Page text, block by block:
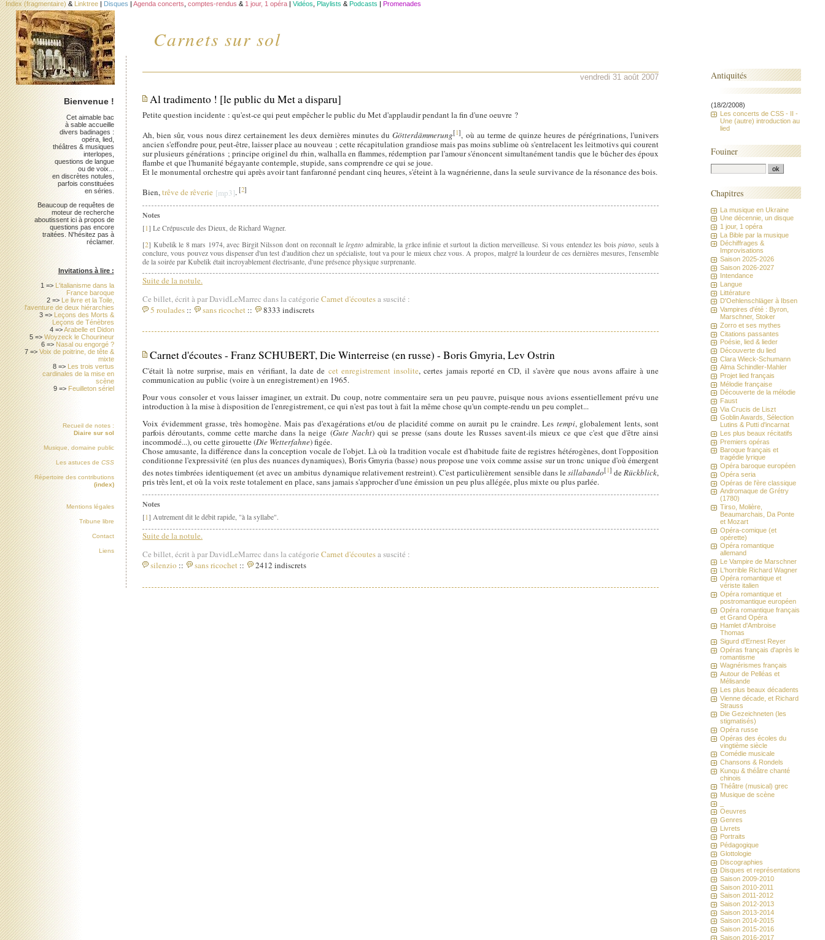
Carnets sur sol
Index (fragmentaire) & Linktree | Disques | Agenda concerts comptes-rendus & 1 jour, 1 opéra | Vidéos Playlists & Podcasts | Promenades
vendredi 31 août 2007
Al tradimento ! [le public du Met a disparu]
Petite question incidente : qu'est-ce qui peut empêcher le public du Met d'applaudir pendant la fin d'une oeuvre ?
Ah, bien sûr, vous nous direz certainement les deux dernières minutes duGötterdämmerung[1], où au terme de quinze heures de pérégrinations, l'univers
ancien s'effondre pour, peut-être, laisser place au nouveau ; cette récapitulation grandiose mais pas moins sublime où s'entrelacent les leitmotivs qui courent
sur plusieurs générations ; principe originel du rhin, walhalla en flammes, rédemption par l'amour s'énoncent simultanément tandis que le bûcher des époux
flambe et que l'humanité bégayante contemple, stupide, sans comprendre ce qui se joue.
Et le monumental orchestre qui après avoir tant fanfaronné pendant cinq heures, s'éteint à la wagnérienne, dans la seule survivance de la résonance des bois.
Bien,trêve de rêverie . [2]
Notes
[1] Le Crépuscule des Dieux, de Richard Wagner.
[2] Kubelik le 8 mars 1974, avec Birgit Nilsson dont on reconnaît lelegato admirable, la grâce infinie et surtout la diction merveilleuse. Si vous entendez les boispiano , seuls à
conclure, vous pouvez vous dispenser d'un test d'audition chez un spécialiste, tout va pour le mieux chez vous. A propos, malgré la lourdeur de ces dernières mesures, l'ensemble
de la soirée par Kubelik était incroyablement électrisante, d'une présence physique surprenante.
Suite de la notule.
Ce billet, écrit à par DavidLeMarrec dans la catégorieCarnet d'écoutesa suscité :
5 roulades :: sans ricochet :: 8333 indiscrets
Carnet d'écoutes - Franz SCHUBERT, Die Winterreise (en russe) - Boris Gmyria, Lev Ostrin
C'était là notre surprise, mais en vérifiant, la date de cet enregistrement insolite, certes jamais reporté en CD, il s'avère que nous avons affaire à une
communication au public (voire à un enregistrement) en 1965.
Pour vous consoler et vous laisser imaginer, un extrait. Du coup, notre commentaire sera un peu pauvre, puisque nous avions essentiellement prévu une
introduction à la mise à disposition de l'enregistrement, ce qui n'est pas tout à fait la même chose qu'un compte-rendu un peu complet...
Voix évidemment grasse, très homogène. Mais pas d'exagérations et/ou de placidité comme on aurait pu le craindre. Les tempi, globalement lents, sont
parfois déroutants, comme cette marche dans la neige (Gute Nacht) qui se presse (sans doute les Russes savent-ils mieux ce que c'est que d'être ainsi
incommodé...), ou cette girouette (Die Wetterfahne) figée.
Chose amusante, la différence dans la conception vocale de l'objet. Là où la tradition vocale est d'habitude faite de registres hétérogènes, dont l'opposition
conditionne l'expressivité (en plus des nuances dynamiques), Boris Gmyria (basse) nous propose une voix comme assise sur un tronc unique d'où émergent
des notes timbrées identiquement (et avec un ambitus dynamique relativement restreint). C'est particulièrement sensible dans lesillabando[ 1] deRückblick,
pris très lent, et où la voix reste totalement en place, sans jamais s'approcher d'une émission un peu plus allégée, plus mixte ou plus parlée.
Notes
[1] Autrement dit le débit rapide, "à la syllabe".
Suite de la notule.
Ce billet, écrit à par DavidLeMarrec dans la catégorieCarnet d'écoutesa suscité :
silenzio :: sans ricochet :: 2412 indiscrets
Bienvenue !
Cet aimable bac
à sable accueille
divers badinages :
opéra, lied,
théâtres & musiques
interlopes,
questions de langue
ou de voix...
en discrètes notules,
parfois constituées
en séries.
Beaucoup de requêtes de
moteur de recherche
aboutissent ici à propos de
questions pas encore
traitées. N'hésitez pas à
réclamer.
Invitations à lire :
1 => L'italianisme dans la
France baroque
2 => Le livre et la Toile,
l'aventure de deux hiérarchies
3 => Leçons des Morts &
Leçons de Ténèbres
4 =>Arabelle et Didon
5 =>Woyzeck le Chourineur
6 => Nasal ou engorgé ?
7 =>Voix de poitrine, de tête &
mixte
8 => Les trois vertus
cardinales de la mise en
scène
9 => Feuilleton sériel
Recueil de notes :
Diaire sur sol
Musique, domaine public
Les astuces de CSS
Répertoire des contributions
(index)
Mentions légales
Tribune libre
Contact
Liens
Antiquités
(18/2/2008)
Les concerts de CSS - II -
Une (autre) introduction au
lied
Fouiner
Chapitres
La musique en Ukraine
Une décennie, un disque
1 jour, 1 opéra
La Bible par la musique
Déchiffrages &
Improvisations
Saison 2025-2026
Saison 2026-2027
Intendance
Langue
Littérature
D'Oehlenschläger à Ibsen
Vampires d'été : Byron,
Marschner, Stoker
Zorro et ses mythes
Citations passantes
Poésie, lied & lieder
Découverte du lied
Clara Wieck-Schumann
Alma Schindler-Mahler
Projet lied français
Mélodie française
Découverte de la mélodie
Faust
Via Crucis de Liszt
Goblin Awards, Sélection
Lutins & Putti d'incarnat
Les plus beaux récitatifs
Premiers opéras
Baroque français et
tragédie lyrique
Opéra baroque européen
Opéra seria
Opéras de l'ère classique
Andromaque de Grétry
(1780)
Tirso, Molière,
Beaumarchais, Da Ponte
et Mozart
Opéra-comique (et
opérette)
Opéra romantique
allemand
Le Vampire de Marschner
L'horrible Richard Wagner
Opéra romantique et
vériste italien
Opéra romantique et
postromantique européen
Opéra romantique français
et Grand Opéra
Hamlet d'Ambroise
Thomas
Sigurd d'Ernest Reyer
Opéras français d'après le
romantisme
Wagnérismes français
Autour de Pelléas et
Mélisande
Les plus beaux décadents
Vienne décade, et Richard
Strauss
Die Gezeichneten (les
stigmatisés)
Opéra russe
Opéras des écoles du
vingtième siècle
Comédie musicale
Chansons & Rondels
Kunqu & théâtre chanté
chinois
Théâtre (musical) grec
Musique de scène
Oeuvres
Genres
Livrets
Portraits
Pédagogique
Glottologie
Discographies
Disques et représentations
Saison 2009-2010
Saison 2010-2011
Saison 2011-2012
Saison 2012-2013
Saison 2013-2014
Saison 2014-2015
Saison 2015-2016
Saison 2016-2017